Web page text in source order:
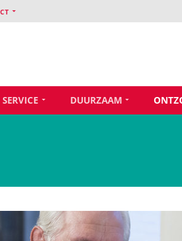
SERVICE DUURZAAM